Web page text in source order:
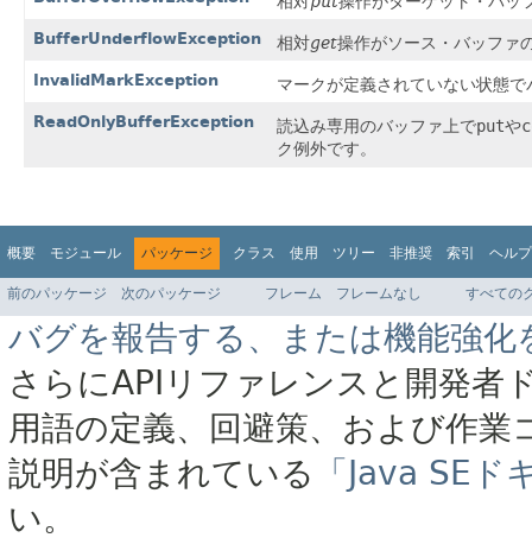
BufferUnderflowException 相対get操作がソース・バッファ
InvalidMarkException マークが定義されていない状態
ReadOnlyBufferException 読込み専用のバッファ上でputや
ク例外です。
概要 モジュール パッケージ クラス 使用 ツリー 非推奨 索引 ヘルプ
前のパッケージ 次のパッケージ フレーム フレームなし すべての
バグを報告する、または機能強化
さらにAPIリファレンスと開発者
用語の定義、回避策、および作
説明が含まれている
「Java SE
い。